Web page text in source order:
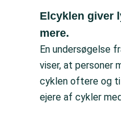
Elcyklen giver
mere.
En undersøgelse
viser, at personer
cyklen oftere og
ejere af cykler